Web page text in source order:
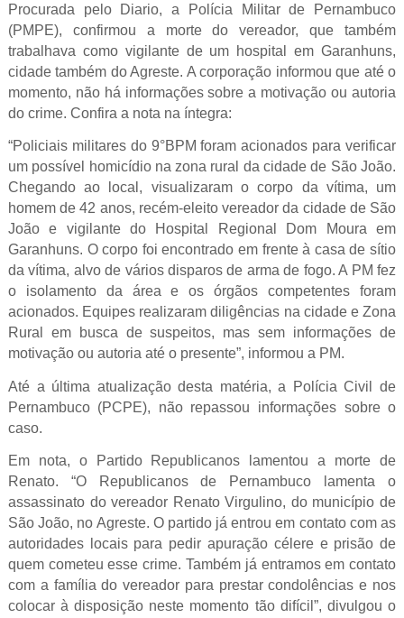
Procurada pelo Diario, a Polícia Militar de Pernambuco
(PMPE), confirmou a morte do vereador, que também
trabalhava como vigilante de um hospital em Garanhuns,
cidade também do Agreste. A corporação informou que até o
momento, não há informações sobre a motivação ou autoria
do crime. Confira a nota na íntegra:
“Policiais militares do 9°BPM foram acionados para verificar
um possível homicídio na zona rural da cidade de São João.
Chegando ao local, visualizaram o corpo da vítima, um
homem de 42 anos, recém-eleito vereador da cidade de São
João e vigilante do Hospital Regional Dom Moura em
Garanhuns. O corpo foi encontrado em frente à casa de sítio
da vítima, alvo de vários disparos de arma de fogo. A PM fez
o isolamento da área e os órgãos competentes foram
acionados. Equipes realizaram diligências na cidade e Zona
Rural em busca de suspeitos, mas sem informações de
motivação ou autoria até o presente”, informou a PM.
Até a última atualização desta matéria, a Polícia Civil de
Pernambuco (PCPE), não repassou informações sobre o
caso.
Em nota, o Partido Republicanos lamentou a morte de
Renato. “O Republicanos de Pernambuco lamenta o
assassinato do vereador Renato Virgulino, do município de
São João, no Agreste. O partido já entrou em contato com as
autoridades locais para pedir apuração célere e prisão de
quem cometeu esse crime. Também já entramos em contato
com a família do vereador para prestar condolências e nos
colocar à disposição neste momento tão difícil”, divulgou o